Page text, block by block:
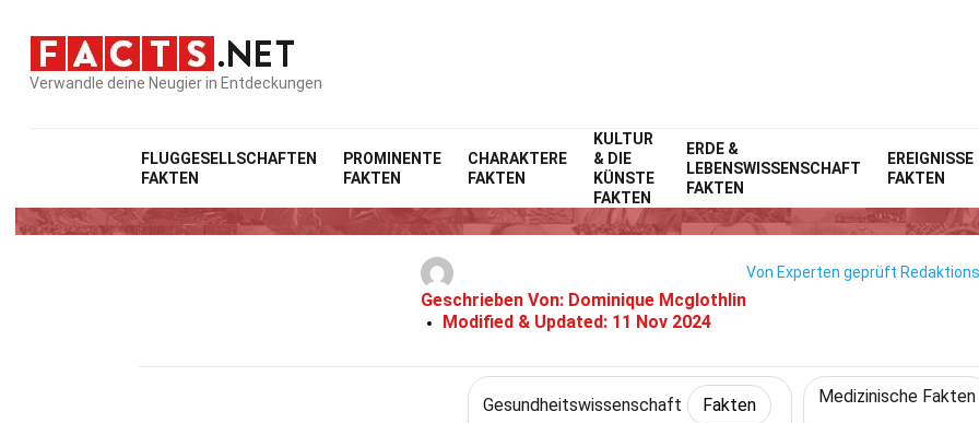
Verwandle deine Neugier in Entdeckungen
FLUGGESELLSCHAFTEN
FAKTEN
PROMINENTE
FAKTEN
CHARAKTERE
FAKTEN
KULTUR
& DIE
KÜNSTE
FAKTEN
ERDE &
LEBENSWISSENSCHAFT
FAKTEN
EREIGNISSE
FAKTEN
Home Fitness & WohlbefindenFakten Gesundheitswissenschaft
15 Fakten Über
Geschrieben Von: Dominique Mcglothlin
Modified & Updated: 11 Nov 2024
Von Experten geprüft
Gesundheitswissenschaft Fakten Medizinische Fakten